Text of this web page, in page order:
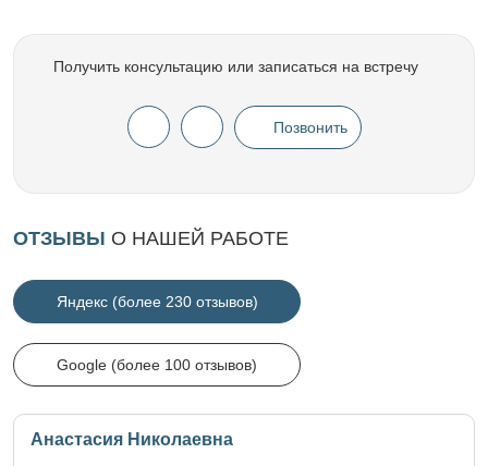
Получить консультацию или записаться на встречу
Позвонить
ОТЗЫВЫ О НАШЕЙ РАБОТЕ
Яндекс (более 230 отзывов)
Google (более 100 отзывов)
Анастасия Николаевна